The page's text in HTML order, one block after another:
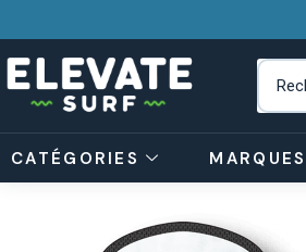
CATÉGORIES MARQUES